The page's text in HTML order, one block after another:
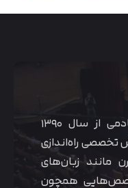
موسسه‌ی آموزشی همیار آکادمی از سال ۱۳۹۰
تخصصی راه‌اندازی
مانند زبان‌های
همچون